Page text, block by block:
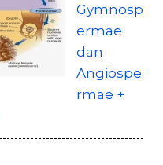
Gymnosp
ermae
dan
Angiospe
rmae +